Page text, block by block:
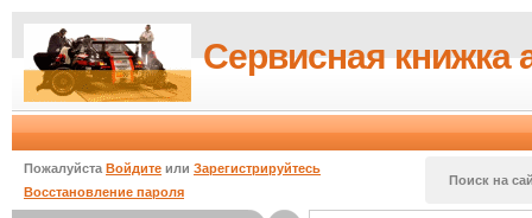
Сервисная книжка
Пожалуйста Войдите или Зарегистрируйтесь
Восстановление пароля
Поиск на